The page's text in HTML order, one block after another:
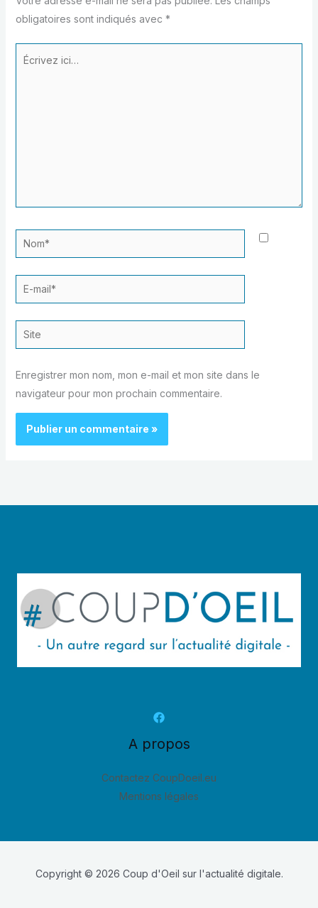
obligatoires sont indiqués avec *
Écrivez
Nom*
E-
mail*
Site
Enregistrer mon nom, mon e-mail et mon site dans le
navigateur pour mon prochain commentaire.
A propos
Contactez CoupDoeil.eu
Mentions légales
Copyright © 2026 Coup d'Oeil sur l'actualité digitale.